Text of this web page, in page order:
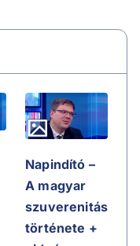
Napindító –
A magyar
szuverenitás
története +